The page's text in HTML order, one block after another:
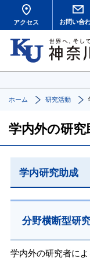
アクセス お問い合
ホーム 研究活動
学内外の研究
学内研究助成
分野横断型研
学内外の研究者に